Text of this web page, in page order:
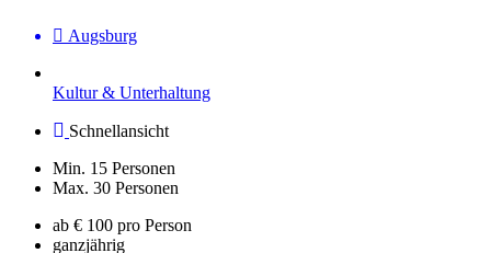
Augsburg
Kultur & Unterhaltung
Schnellansicht
Min. 15 Personen
Max. 30 Personen
ab € 100 pro Person
ganzjährig